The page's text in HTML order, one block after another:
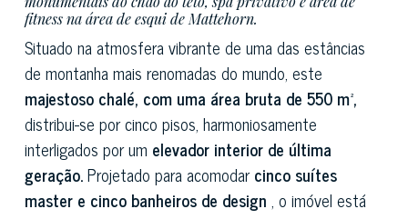
fitness na área de esqui de Mattehorn.
Situado na atmosfera vibrante de uma das estâncias
de montanha mais renomadas do mundo, este
majestoso chalé, com uma área bruta de 550 m²,
distribui-se por cinco pisos, harmoniosamente
interligados por um elevador interior de última
geração.Projetado para acomodarcinco suítes
master e cinco banheiros de design , o imóvel está